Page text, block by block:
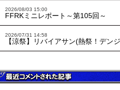
2026/08/03 15:00
FFRKミニレポート～第105回～
2026/07/31 14:58
【涼祭】リバイアサン(熱祭！デン